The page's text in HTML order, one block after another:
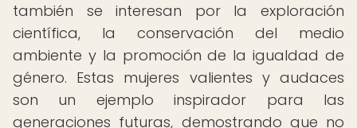
también se interesan por la exploración
científica, la conservación del medio
ambiente y la promoción de la igualdad de
género. Estas mujeres valientes y audaces
son un ejemplo inspirador para las
generaciones futuras, demostrando que no